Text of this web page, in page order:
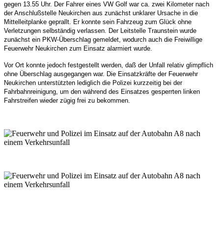
gegen 13.55 Uhr. Der Fahrer eines VW Golf war ca. zwei Kilometer nach
der Anschlußstelle Neukirchen aus zunächst unklarer Ursache in die
Mittelleitplanke geprallt. Er konnte sein Fahrzeug zum Glück ohne
Verletzungen selbständig verlassen. Der Leitstelle Traunstein wurde
zunächst ein PKW-Überschlag gemeldet, wodurch auch die Freiwillige
Feuerwehr Neukirchen zum Einsatz alarmiert wurde.
Vor Ort konnte jedoch festgestellt werden, daß der Unfall relativ glimpflich
ohne Überschlag ausgegangen war. Die Einsatzkräfte der Feuerwehr
Neukirchen unterstützten lediglich die Polizei kurzzeitig bei der
Fahrbahnreinigung, um den während des Einsatzes gesperrten linken
Fahrstreifen wieder zügig frei zu bekommen.